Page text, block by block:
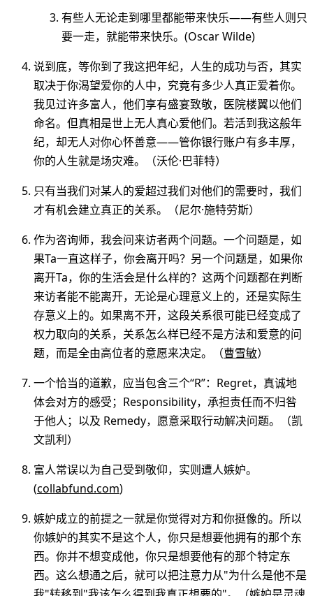
有些人无论走到哪里都能带来快乐——有些人则只
要一走，就能带来快乐。(Oscar Wilde)
说到底，等你到了我这把年纪，人生的成功与否，其实
取决于你渴望爱你的人中，究竟有多少人真正爱着你。
我见过许多富人，他们享有盛宴致敬，医院楼翼以他们
命名。但真相是世上无人真心爱他们。若活到我这般年
纪，却无人对你心怀善意——管你银行账户有多丰厚，
你的人生就是场灾难。（沃伦·巴菲特）
只有当我们对某人的爱超过我们对他们的需要时，我们
才有机会建立真正的关系。（尼尔·施特劳斯）
作为咨询师，我会问来访者两个问题。一个问题是，如
果Ta一直这样子，你会离开吗？另一个问题是，如果你
离开Ta，你的生活会是什么样的？这两个问题都在判断
来访者能不能离开，无论是心理意义上的，还是实际生
存意义上的。如果离不开，这段关系很可能已经变成了
权力取向的关系，关系怎么样已经不是方法和爱意的问
题，而是全由高位者的意愿来决定。（曹雪敏）
一个恰当的道歉，应当包含三个“R”：Regret，真诚地
体会对方的感受；Responsibility，承担责任而不归咎
于他人；以及 Remedy，愿意采取行动解决问题。（凯
文凯利）
富人常误以为自己受到敬仰，实则遭人嫉妒。
(collabfund.com)
嫉妒成立的前提之一就是你觉得对方和你挺像的。所以
你嫉妒的其实不是这个人，你只是想要他拥有的那个东
西。你并不想变成他，你只是想要他有的那个特定东
西。这么想通之后，就可以把注意力从"为什么是他不是